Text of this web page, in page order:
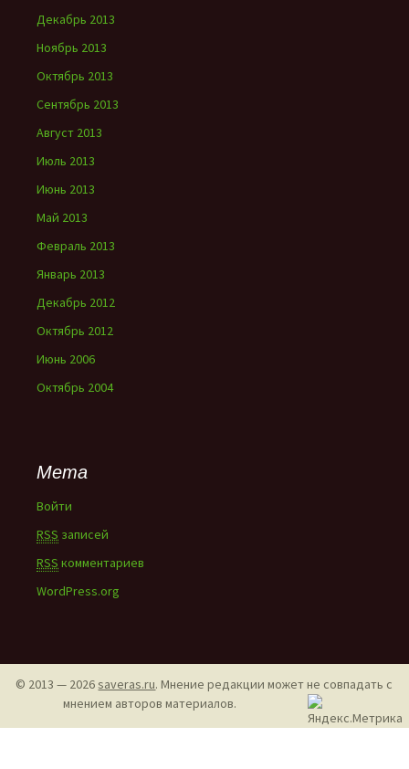
Декабрь 2013
Ноябрь 2013
Октябрь 2013
Сентябрь 2013
Август 2013
Июль 2013
Июнь 2013
Май 2013
Февраль 2013
Январь 2013
Декабрь 2012
Октябрь 2012
Июнь 2006
Октябрь 2004
Мета
Войти
RSS записей
RSS комментариев
WordPress.org
© 2013 — 2026saveras.ru. Мнение редакции может не совпадать с
мнением авторов материалов.